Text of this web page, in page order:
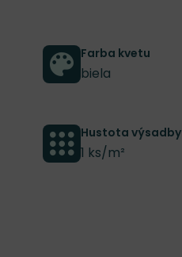
Farba kvetu
biela
Hustota výsadby
1 ks/m²